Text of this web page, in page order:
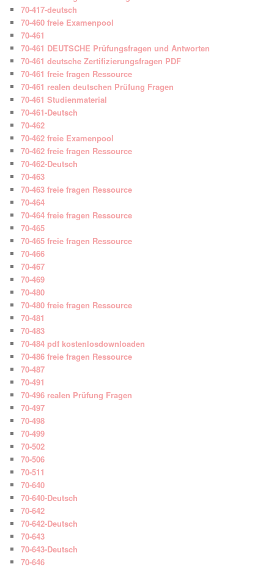
70-417-deutsch
70-460 freie Examenpool
70-461
70-461 DEUTSCHE Prüfungsfragen und Antworten
70-461 deutsche Zertifizierungsfragen PDF
70-461 freie fragen Ressource
70-461 realen deutschen Prüfung Fragen
70-461 Studienmaterial
70-461-Deutsch
70-462
70-462 freie Examenpool
70-462 freie fragen Ressource
70-462-Deutsch
70-463
70-463 freie fragen Ressource
70-464
70-464 freie fragen Ressource
70-465
70-465 freie fragen Ressource
70-466
70-467
70-469
70-480
70-480 freie fragen Ressource
70-481
70-483
70-484 pdf kostenlosdownloaden
70-486 freie fragen Ressource
70-487
70-491
70-496 realen Prüfung Fragen
70-497
70-498
70-499
70-502
70-506
70-511
70-640
70-640-Deutsch
70-642
70-642-Deutsch
70-643
70-643-Deutsch
70-646